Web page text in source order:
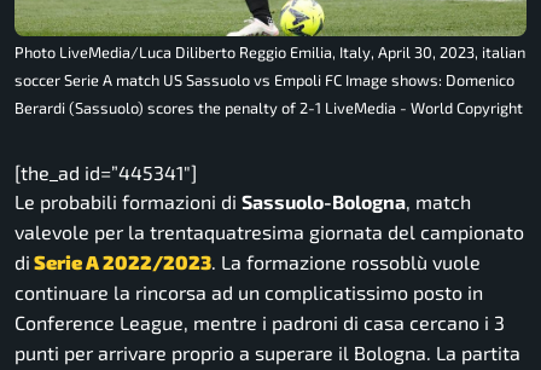
Photo LiveMedia/Luca Diliberto Reggio Emilia, Italy, April 30, 2023, italian
soccer Serie A match US Sassuolo vs Empoli FC Image shows: Domenico
Berardi (Sassuolo) scores the penalty of 2-1 LiveMedia - World Copyright
[the_ad id=”445341″]
Le probabili formazioni di Sassuolo-Bologna, match
valevole per la trentaquatresima giornata del campionato
di Serie A 2022/2023. La formazione rossoblù vuole
continuare la rincorsa ad un complicatissimo posto in
Conference League, mentre i padroni di casa cercano i 3
punti per arrivare proprio a superare il Bologna. La partita